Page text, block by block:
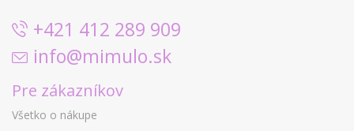
+421 412 289 909
info@mimulo.sk
Pre zákazníkov
Všetko o nákupe